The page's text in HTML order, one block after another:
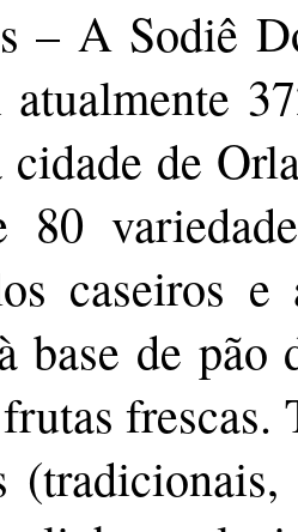
– A Sodiê
atualmente
cidade de
80
caseiros
base de
frescas.